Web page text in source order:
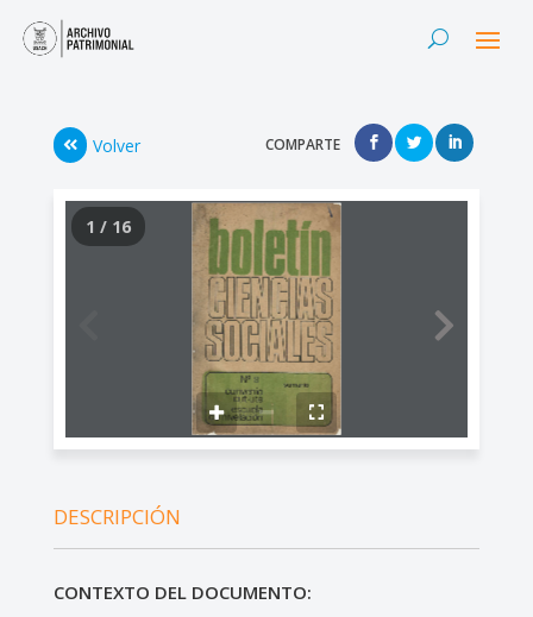
Volver COMPARTE
1 / 16
DESCRIPCIÓN
CONTEXTO DEL DOCUMENTO: